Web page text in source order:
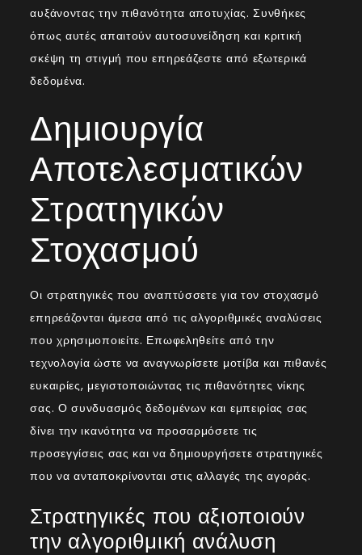
αυξάνοντας την πιθανότητα αποτυχίας. Συνθήκες
όπως αυτές απαιτούν αυτοσυνείδηση και κριτική
σκέψη τη στιγμή που επηρεάζεστε από εξωτερικά
δεδομένα.
Δημιουργία
Αποτελεσματικών
Στρατηγικών
Στοχασμού
Οι στρατηγικές που αναπτύσσετε για τον στοχασμό
επηρεάζονται άμεσα από τις αλγοριθμικές αναλύσεις
που χρησιμοποιείτε. Επωφεληθείτε από την
τεχνολογία ώστε να αναγνωρίσετε μοτίβα και πιθανές
ευκαιρίες, μεγιστοποιώντας τις πιθανότητες νίκης
σας. Ο συνδυασμός δεδομένων και εμπειρίας σας
δίνει την ικανότητα να προσαρμόσετε τις
προσεγγίσεις σας και να δημιουργήσετε στρατηγικές
που να ανταποκρίνονται στις αλλαγές της αγοράς.
Στρατηγικές που αξιοποιούν
την αλγοριθμική ανάλυση